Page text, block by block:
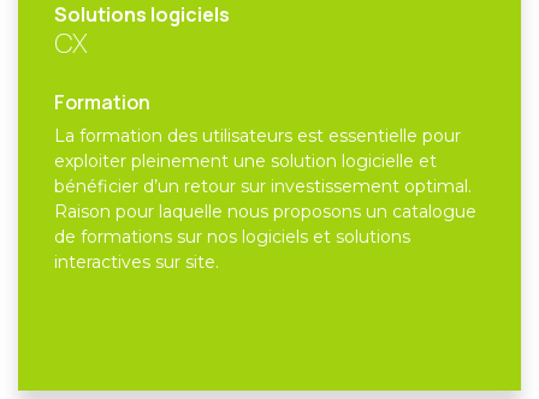
Solutions logiciels
CX
Formation
La formation des utilisateurs est essentielle pour
exploiter pleinement une solution logicielle et
bénéficier d’un retour sur investissement optimal.
Raison pour laquelle nous proposons un catalogue
de formations sur nos logiciels et solutions
interactives sur site.